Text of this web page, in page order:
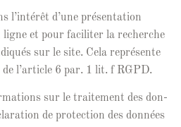
l’in­térêt d’une présen­ta­tion
et pour faciliter la recherche
sur le site. Cela représente
l’ar­ti­cle 6 par. 1 lit. f RGPD.
sur le traite­ment des don­
de pro­tec­tion des don­nées